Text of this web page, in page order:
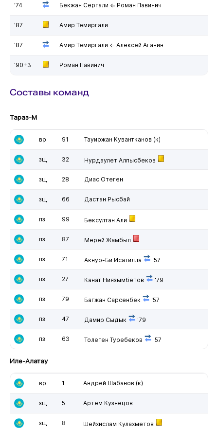
'74 Бекжан Сергали ⇐ Роман Павинич
'87 Амир Темиргали
'87 Амир Темиргали ⇐ Алексей Аганин
'90+3 Роман Павинич
Составы команд
Тараз-М
вр 91 Тауиржан Кувантканов (к)
зщ 32 Нурдаулет Алпысбеков
зщ 28 Диас Отеген
зщ 66 Дастан Рысбай
пз 99 Бексултан Али
пз 87 Мерей Жамбыл
пз 71 Акнур-Би Исатилла '57
пз 27 Канат Ниязымбетов '79
пз 79 Багжан Сарсенбек '57
пз 47 Дамир Сыдык '79
пз 63 Толеген Туребеков '57
Иле-Алатау
вр 1 Андрей Шабанов (к)
зщ 5 Артем Кузнецов
зщ 8 Шейхислам Кулахметов